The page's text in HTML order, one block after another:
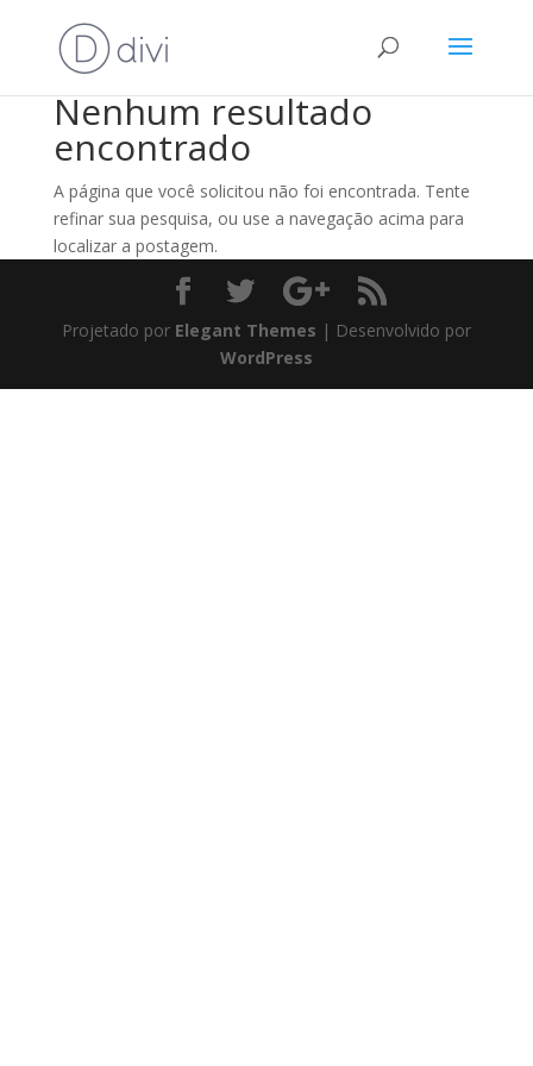
Nenhum resultado
encontrado
A página que você solicitou não foi encontrada. Tente
refinar sua pesquisa, ou use a navegação acima para
localizar a postagem.
Projetado por Elegant Themes | Desenvolvido por
WordPress